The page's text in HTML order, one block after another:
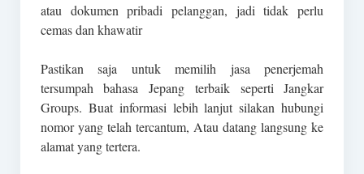
atau dokumen pribadi pelanggan, jadi tidak perlu
cemas dan khawatir
Pastikan saja untuk memilih jasa penerjemah
tersumpah bahasa Jepang terbaik seperti Jangkar
Groups. Buat informasi lebih lanjut silakan hubungi
nomor yang telah tercantum, Atau datang langsung ke
alamat yang tertera.